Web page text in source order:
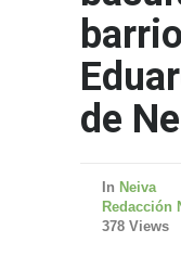
de
In Neiva
Redacción
378 Views